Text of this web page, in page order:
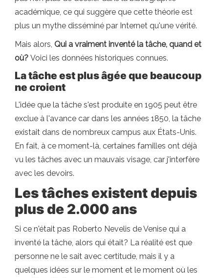
académique, ce qui suggère que cette théorie est
plus un mythe disséminé par Internet qu'une vérité.
Mais alors, Qui a vraiment inventé la tâche, quand et
où? Voici les données historiques connues.
La tâche est plus âgée que beaucoup
ne croient
L'idée que la tâche s'est produite en 1905 peut être
exclue à l'avance car dans les années 1850, la tâche
existait dans de nombreux campus aux États-Unis.
En fait, à ce moment-là, certaines familles ont déjà
vu les tâches avec un mauvais visage, car j'interfère
avec les devoirs.
Les tâches existent depuis
plus de 2.000 ans
Si ce n'était pas Roberto Nevelis de Venise qui a
inventé la tâche, alors qui était? La réalité est que
personne ne le sait avec certitude, mais il y a
quelques idées sur le moment et le moment où les